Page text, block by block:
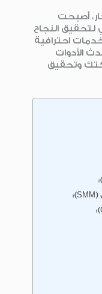
أصبحت
لتحقيق النجاح
احترافية
الأدوات
وتحقيق